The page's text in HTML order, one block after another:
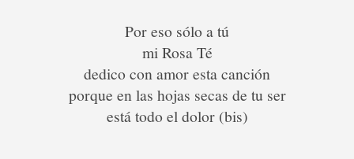
Por eso sólo a tú
mi Rosa Té
dedico con amor esta canción
porque en las hojas secas de tu ser
está todo el dolor (bis)